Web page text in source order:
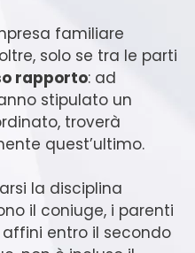
familiare
solo se tra le parti
rapporto: ad
stipulato un
troverà
quest’ultimo.
la disciplina
il coniuge, i parenti
entro il secondo